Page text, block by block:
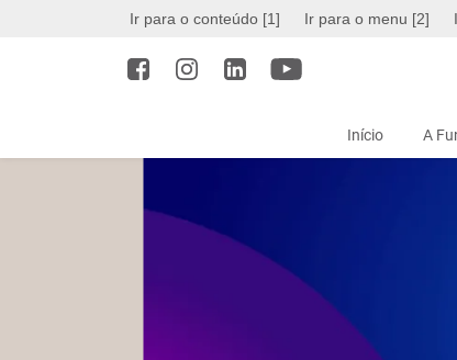
Ir para o conteúdo [1] Ir para o menu [2]
Início A